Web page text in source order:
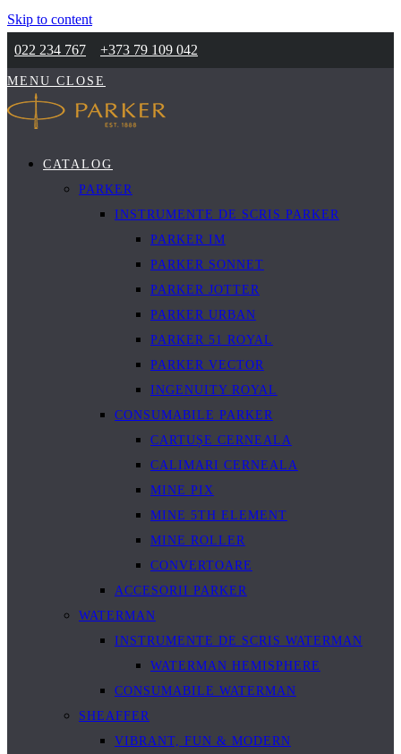
Skip to content
022 234 767
+373 79 109 042
MENU CLOSE
CATALOG
PARKER
INSTRUMENTE DE SCRIS PARKER
PARKER IM
PARKER SONNET
PARKER JOTTER
PARKER URBAN
PARKER 51 ROYAL
PARKER VECTOR
INGENUITY ROYAL
CONSUMABILE PARKER
CARTUȘE CERNEALA
CALIMARI CERNEALA
MINE PIX
MINE 5TH ELEMENT
MINE ROLLER
CONVERTOARE
ACCESORII PARKER
WATERMAN
INSTRUMENTE DE SCRIS WATERMAN
WATERMAN HEMISPHERE
CONSUMABILE WATERMAN
SHEAFFER
VIBRANT, FUN & MODERN